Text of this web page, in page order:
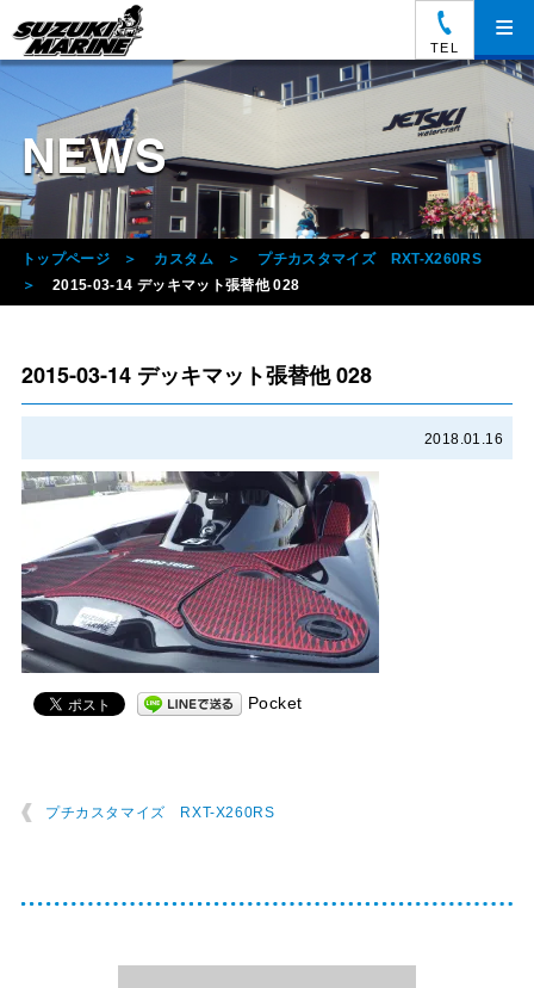
TEL
≡
NEWS
トップページ カスタム
プチカスタマイズ RXT-X260RS
2015-03-14 デッキマット張替他 028
2015-03-14 デッキマット張替他 028
2018.01.16
Pocket
プチカスタマイズ RXT-X260RS